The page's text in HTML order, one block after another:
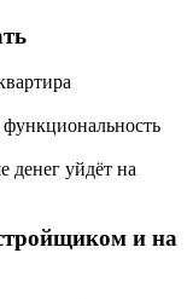
уйдёт на
и на